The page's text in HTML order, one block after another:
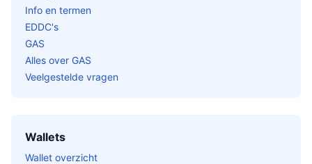
Info en termen
EDDC's
GAS
Alles over GAS
Veelgestelde vragen
Wallets
Wallet overzicht